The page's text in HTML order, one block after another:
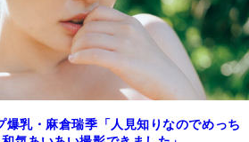
爆乳・麻倉瑞季「人見知りなのでめっち